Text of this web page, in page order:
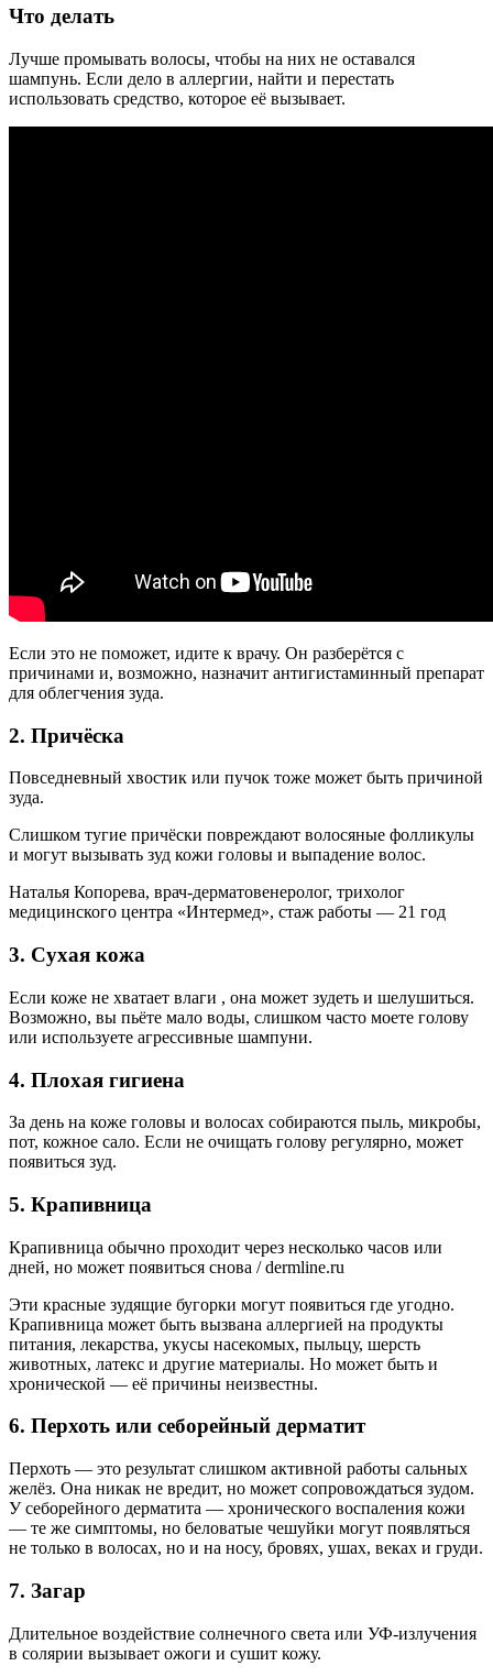
Что делать
Лучше промывать волосы, чтобы на них не оставался
шампунь. Если дело в аллергии, найти и перестать
использовать средство, которое её вызывает.
Если это не поможет, идите к врачу. Он разберётся с
причинами и, возможно, назначит антигистаминный препарат
для облегчения зуда.
2. Причёска
Повседневный хвостик или пучок тоже может быть причиной
зуда.
Слишком тугие причёски повреждают волосяные фолликулы
и могут вызывать зуд кожи головы и выпадение волос.
Наталья Копорева, врач-дерматовенеролог, трихолог
медицинского центра «Интермед», стаж работы — 21 год
3. Сухая кожа
Если коже не хватает влаги , она может зудеть и шелушиться.
Возможно, вы пьёте мало воды, слишком часто моете голову
или используете агрессивные шампуни.
4. Плохая гигиена
За день на коже головы и волосах собираются пыль, микробы,
пот, кожное сало. Если не очищать голову регулярно, может
появиться зуд.
5. Крапивница
Крапивница обычно проходит через несколько часов или
дней, но может появиться снова / dermline.ru
Эти красные зудящие бугорки могут появиться где угодно.
Крапивница может быть вызвана аллергией на продукты
питания, лекарства, укусы насекомых, пыльцу, шерсть
животных, латекс и другие материалы. Но может быть и
хронической — её причины неизвестны.
6. Перхоть или себорейный дерматит
Перхоть — это результат слишком активной работы сальных
желёз. Она никак не вредит, но может сопровождаться зудом.
У себорейного дерматита — хронического воспаления кожи
— те же симптомы, но беловатые чешуйки могут появляться
не только в волосах, но и на носу, бровях, ушах, веках и груди.
7. Загар
Длительное воздействие солнечного света или УФ-излучения
в солярии вызывает ожоги и сушит кожу.